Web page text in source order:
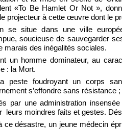
«To Be Hamlet Or Not »,
projecteur à cette œuvre dont le
se situe dans une ville
soucieuse de sauvegarder
marais des inégalités sociales.
un homme dominateur, au
: la Mort.
peste foudroyant un corps
s’effondre sans résistance
par une administration
leurs moindres faits et gestes.
ce désastre, un jeune médecin